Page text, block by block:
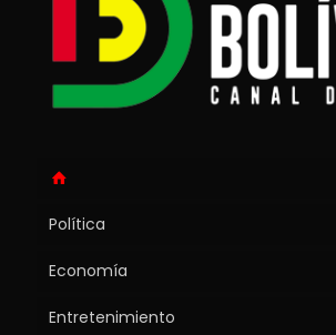
Política
Economía
Entretenimiento